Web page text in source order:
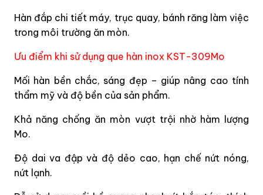
Hàn đắp chi tiết máy, trục quay, bánh răng làm việc
trong môi trường ăn mòn.
Ưu điểm khi sử dụng que hàn inox KST-309Mo
Mối hàn bền chắc, sáng đẹp – giúp nâng cao tính
thẩm mỹ và độ bền của sản phẩm.
Khả năng chống ăn mòn vượt trội nhờ hàm lượng
Mo.
Độ dai va đập và độ dẻo cao, hạn chế nứt nóng,
nứt lạnh.